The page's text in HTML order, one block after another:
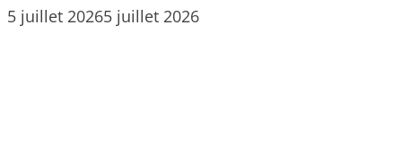
5 juillet 20265 juillet 2026